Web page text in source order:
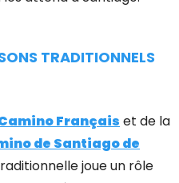
TRADITIONNELS
Français et de la
de Santiago de
joue un rôle